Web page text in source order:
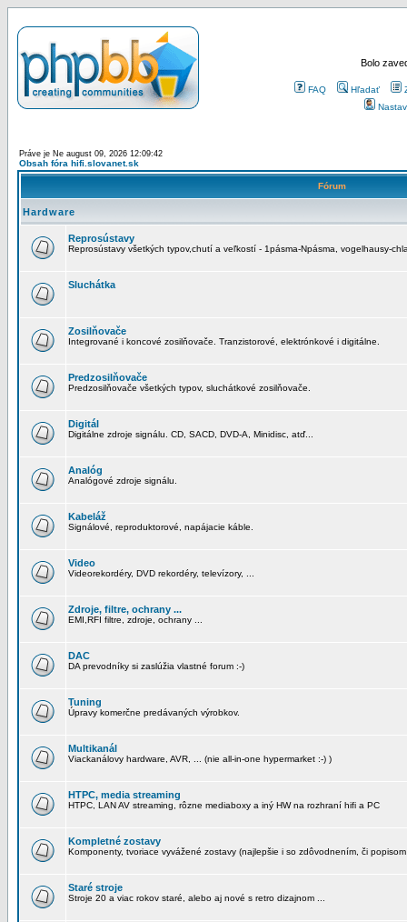
Bolo
FAQ Hľadať
Práve je Ne august 09, 2026 12:09:42
Obsah fóra hifi.slovanet.sk
Fórum
Hardware
Reprosústavy
Reprosústavy všetkých typov,chutí a veľkostí - 1pásma-Npásma, vogelhausy-
Sluchátka
Zosilňovače
Integrované i koncové zosilňovače. Tranzistorové, elektrónkové i digitálne.
Predzosilňovače
Predzosilňovače všetkých typov, sluchátkové zosilňovače.
Digitál
Digitálne zdroje signálu. CD, SACD, DVD-A, Minidisc, atď...
Analóg
Analógové zdroje signálu.
Kabeláž
Signálové, reproduktorové, napájacie káble.
Video
Videorekordéry, DVD rekordéry, televízory, ...
Zdroje, filtre, ochrany ...
EMI,RFI filtre, zdroje, ochrany ...
DAC
DA prevodníky si zaslúžia vlastné forum :-)
Tuning
Úpravy komerčne predávaných výrobkov.
Multikanál
Viackanálovy hardware, AVR, ... (nie all-in-one hypermarket :-) )
HTPC, media streaming
HTPC, LAN AV streaming, rôzne mediaboxy a iný HW na rozhraní hifi a PC
Kompletné zostavy
Komponenty, tvoriace vyvážené zostavy (najlepšie i so zdôvodnením, či
Staré stroje
Stroje 20 a viac rokov staré, alebo aj nové s retro dizajnom ...